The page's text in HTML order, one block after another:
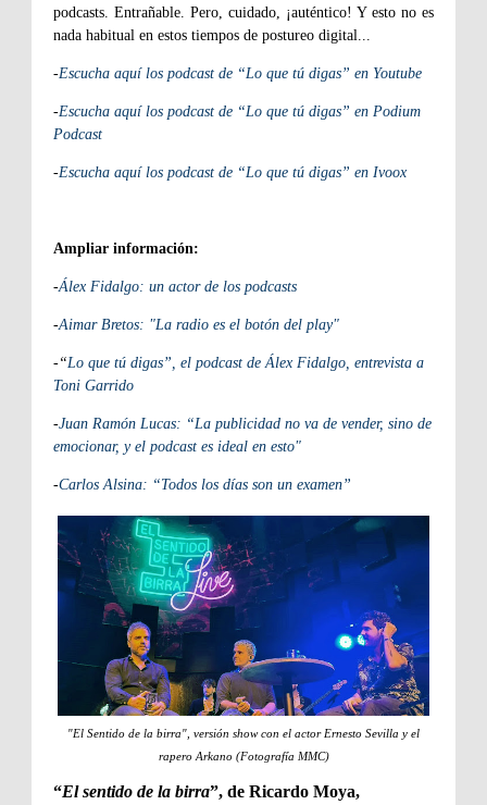
podcasts. Entrañable. Pero, cuidado, ¡auténtico! Y esto no es
nada habitual en estos tiempos de postureo digital...
-Escucha aquí los podcast de “Lo que tú digas” en Youtube
-Escucha aquí los podcast de “Lo que tú digas” en Podium
Podcast
-Escucha aquí los podcast de “Lo que tú digas” en Ivoox
Ampliar información:
-Álex Fidalgo: un actor de los podcasts
-Aimar Bretos: "La radio es el botón del play"
-“Lo que tú digas”, el podcast de Álex Fidalgo, entrevista a
Toni Garrido
-Juan Ramón Lucas: “La publicidad no va de vender, sino de
emocionar, y el podcast es ideal en esto"
-Carlos Alsina: “Todos los días son un examen”
"El Sentido de la birra", versión show con el actor Ernesto Sevilla y el
rapero Arkano (Fotografía MMC)
“El sentido de la birra”, de Ricardo Moya,